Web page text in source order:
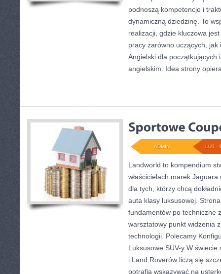
podnoszą kompetencje i
dynamiczną dziedzinę. To
realizacji, gdzie kluczowa
pracy zarówno uczących, jak
Angielski dla początkujących
angielskim. Idea strony
LUT -
ADMIN
Landworld to kompendium
właścicielach marek
dla tych, którzy chcą
auta klasy luksusowej.
fundamentów po techniczne
warsztatowy punkt widzenia
technologii. Polecamy
Luksusowe SUV-y W
i Land Roverów liczą się
potrafią wskazywać na